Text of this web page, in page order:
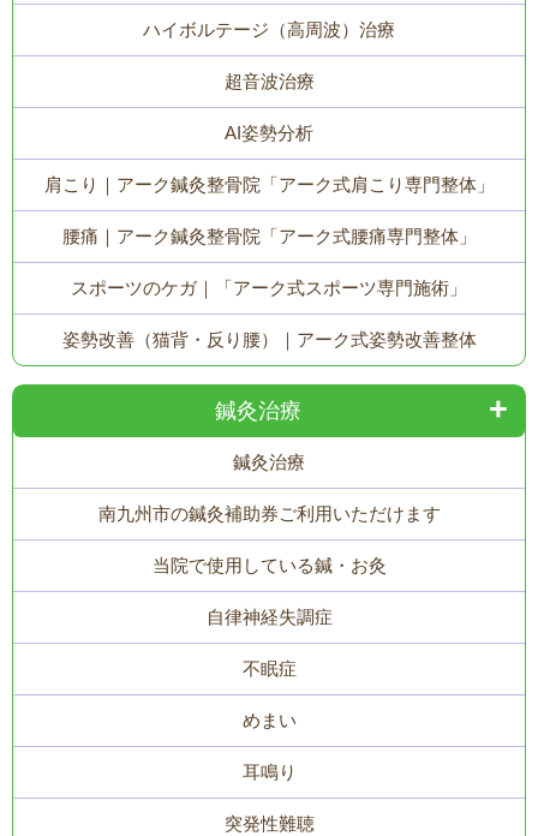
ハイボルテージ（高周波）治療
超音波治療
AI姿勢分析
肩こり｜アーク鍼灸整骨院「アーク式肩こり専門整体」
腰痛｜アーク鍼灸整骨院「アーク式腰痛専門整体」
スポーツのケガ｜「アーク式スポーツ専門施術」
姿勢改善（猫背・反り腰）｜アーク式姿勢改善整体
鍼灸治療
鍼灸治療
南九州市の鍼灸補助券ご利用いただけます
当院で使用している鍼・お灸
自律神経失調症
不眠症
めまい
耳鳴り
突発性難聴